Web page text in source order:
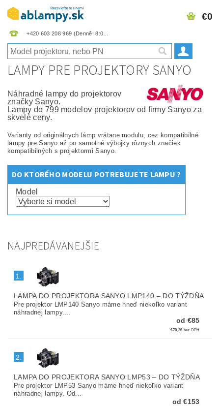
+420 603 208 969
€0
LAMPY PRE PROJEKTORY SANYO
Náhradné lampy do projektorov
značky Sanyo.
Lampy do 799 modelov projektorov od firmy Sanyo za
skvelé ceny.
Varianty od originálnych lámp vrátane modulu, cez kompatibilné
lampy pre Sanyo až po samotné výbojky rôznych značiek
kompatibilných s projektormi Sanyo.
DO KTORÉHO MODELU POTREBUJETE LAMPU ?
Model
NAJPREDÁVANEJŠIE
1.
LAMPA DO PROJEKTORA SANYO LMP140 – DO TÝŽDŇA
Pre projektor LMP140 Sanyo máme hneď niekoľko variant
náhradnej lampy....
od €85
€70,25bez DPH
2.
LAMPA DO PROJEKTORA SANYO LMP53– DO TÝŽDŇA
Pre projektor LMP53 Sanyo máme hneď niekoľko variant
náhradnej lampy. Od...
od €153